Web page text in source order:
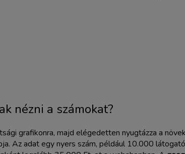
nézni a számokat?
grafikonra, majd elégedetten nyugtázza a
Az adat egy nyers szám, például 10.000